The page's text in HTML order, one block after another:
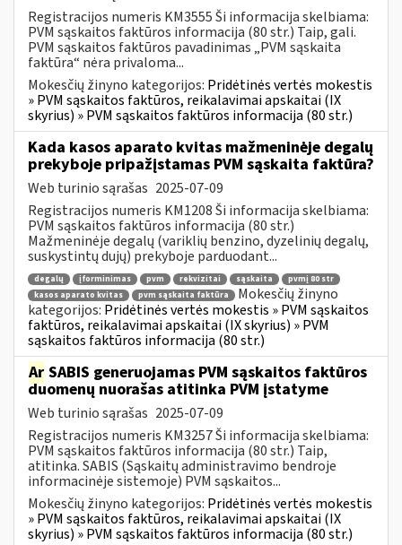
Registracijos numeris KM3555 Ši informacija skelbiama:
PVM sąskaitos faktūros informacija (80 str.) Taip, gali.
PVM sąskaitos faktūros pavadinimas „PVM sąskaita
faktūra“ nėra privaloma...
Mokesčių žinyno kategorijos: Pridėtinės vertės mokestis
» PVM sąskaitos faktūros, reikalavimai apskaitai (IX
skyrius) » PVM sąskaitos faktūros informacija (80 str.)
Kada kasos aparato kvitas mažmeninėje degalų
prekyboje pripažįstamas PVM sąskaita faktūra?
Web turinio sąrašas 2025-07-09
Registracijos numeris KM1208 Ši informacija skelbiama:
PVM sąskaitos faktūros informacija (80 str.)
Mažmeninėje degalų (variklių benzino, dyzelinių degalų,
suskystintų dujų) prekyboje parduodant...
degalų įforminimas pvm rekvizitai sąskaita
pvmį 80 str
kasos aparato kvitas
pvm sąskaita faktūra
Mokesčių žinyno
kategorijos: Pridėtinės vertės mokestis » PVM sąskaitos
faktūros, reikalavimai apskaitai (IX skyrius) » PVM
sąskaitos faktūros informacija (80 str.)
Ar SABIS generuojamas PVM sąskaitos faktūros
duomenų nuorašas atitinka PVM įstatyme
Web turinio sąrašas 2025-07-09
Registracijos numeris KM3257 Ši informacija skelbiama:
PVM sąskaitos faktūros informacija (80 str.) Taip,
atitinka. SABIS (Sąskaitų administravimo bendroje
informacinėje sistemoje) PVM sąskaitos...
Mokesčių žinyno kategorijos: Pridėtinės vertės mokestis
» PVM sąskaitos faktūros, reikalavimai apskaitai (IX
skyrius) » PVM sąskaitos faktūros informacija (80 str.)